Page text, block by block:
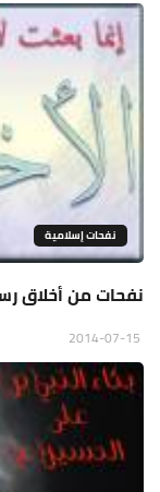
نفحات إسلامية
نفحات من أخلاق